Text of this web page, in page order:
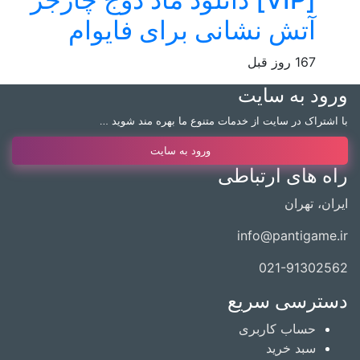
آتش نشانی برای فایوام
167 روز قبل
ورود به سایت
با اشتراک در سایت از خدمات متنوع ما بهره مند شوید …
ورود به سایت
راه های ارتباطی
ایران، تهران
info@pantigame.ir
021-91302562
دسترسی سریع
حساب کاربری
سبد خرید